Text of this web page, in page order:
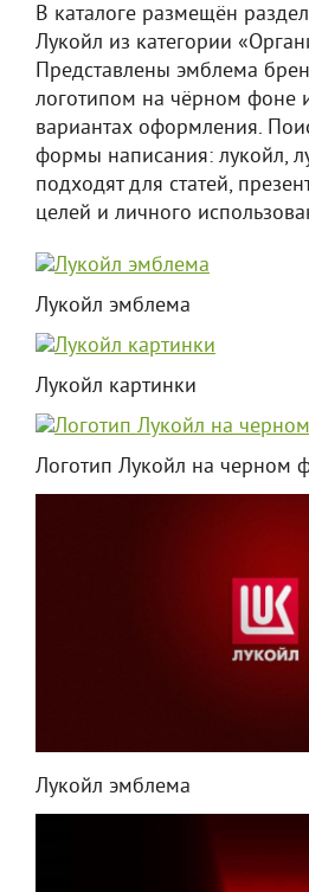
В каталоге размещён
Лукойл из категории
Представлены эмблема
логотипом на чёрном фоне
вариантах оформления.
формы написания: лукойл,
подходят для статей,
целей и личного
Лукойл эмблема
Лукойл картинки
Логотип Лукойл на черном
Лукойл эмблема